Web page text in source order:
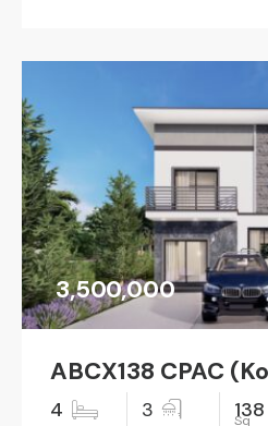
3,500,000
ABCX138 CPAC
4 3 138